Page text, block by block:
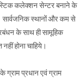
कलेक्शन सेन्टर बनाने के
सार्वजनिक स्थानों और कम से
के साथ ही सामूहिक
होना चाहिये।
प्रधान एवं ग्राम